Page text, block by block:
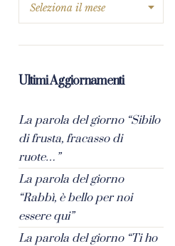
Ultimi Aggiornamenti
La parola del giorno “Sibilo
di frusta, fracasso di
ruote…”
La parola del giorno
“Rabbì, è bello per noi
essere qui”
La parola del giorno “Ti ho